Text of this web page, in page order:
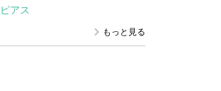
ピアス
もっと見る